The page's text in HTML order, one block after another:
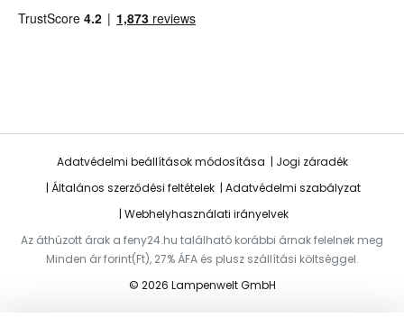
Adatvédelmi beállítások módosítása
Jogi záradék
Általános szerződési feltételek
Adatvédelmi szabályzat
Webhelyhasználati irányelvek
Az áthúzott árak a feny24.hu található korábbi árnak felelnek meg
Minden ár forint(Ft), 27% ÁFA és plusz szállítási költséggel.
© 2026 Lampenwelt GmbH